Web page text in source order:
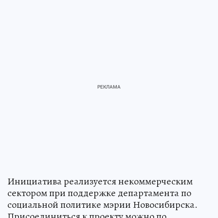
Инициатива реализуется некоммерческим
сектором при поддержке департамента по
социальной политике мэрии Новосибирска.